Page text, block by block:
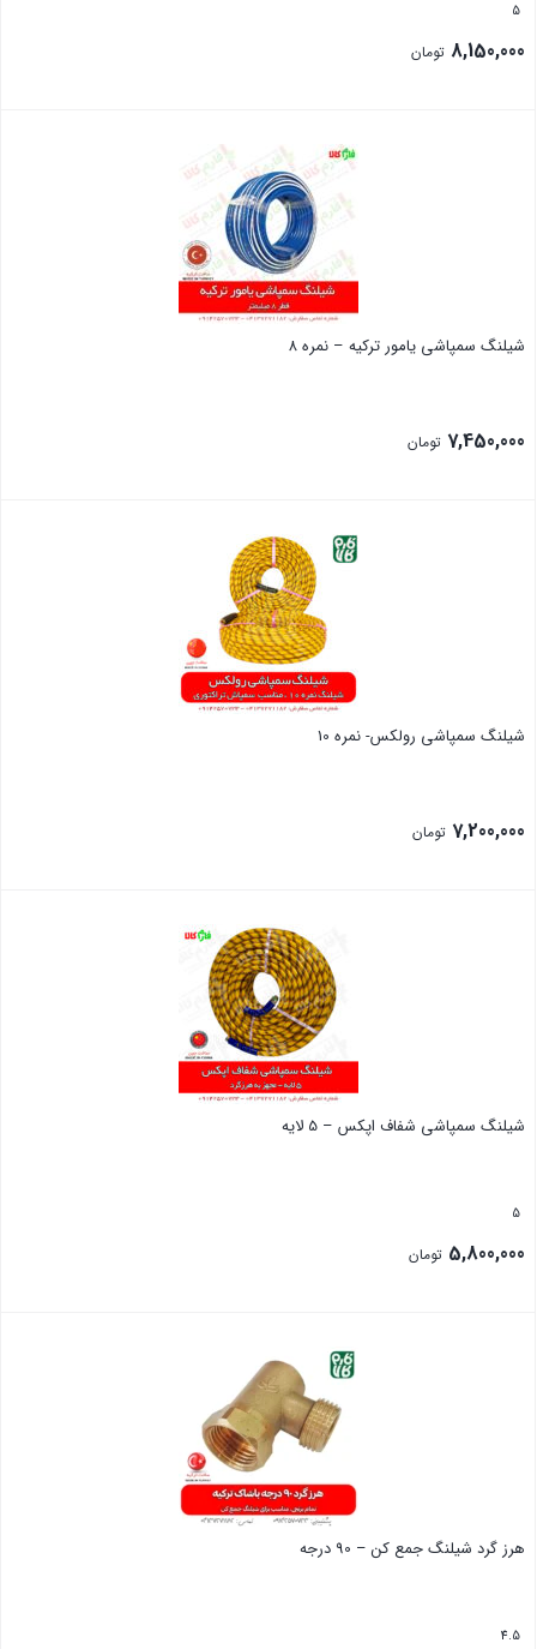
5
8,150,000 تومان
شیلنگ سمپاشی یامور ترکیه – نمره 8
7,450,000 تومان
شیلنگ سمپاشی رولکس- نمره 10
7,200,000 تومان
شیلنگ سمپاشی شفاف اپکس – 5 لایه
5
5,800,000 تومان
هرز گرد شیلنگ جمع کن – 90 درجه
4.5